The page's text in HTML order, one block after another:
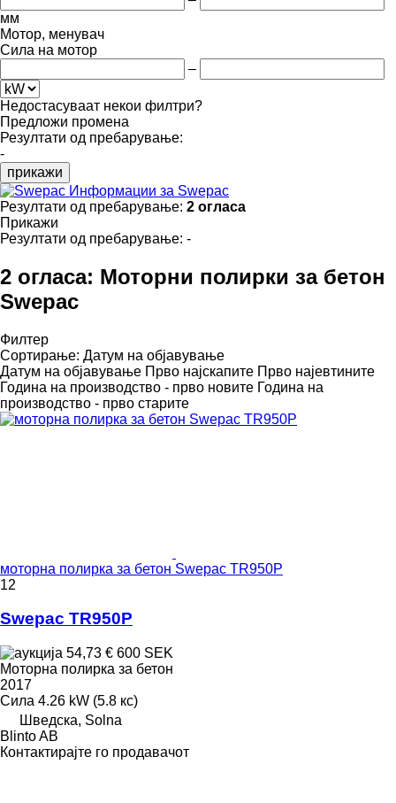
мм
Мотор, менувач
Сила на мотор
–
Недостасуваат некои филтри?
Предложи промена
Резултати од пребарување:
-
прикажи
Информации за Swepac
Резултати од пребарување: 2 огласа
Прикажи
Резултати од пребарување: -
2 огласа: Моторни полирки за бетон
Swepac
Филтер
Сортирање: Датум на објавување
Датум на објавување Прво најскапите Прво најевтините
Година на производство - прво новите Година на
производство - прво старите
моторна полирка за бетон Swepac TR950P
12
Swepac TR950P
54,73 € 600 SEK
Моторна полирка за бетон
2017
Сила 4.26 kW (5.8 кс)
Шведска, Solna
Blinto AB
Контактирајте го продавачот